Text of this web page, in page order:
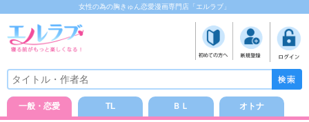
女性の為の胸きゅん恋愛漫画専門店「エルラブ」
一般・恋愛 TL ＢＬ オトナ